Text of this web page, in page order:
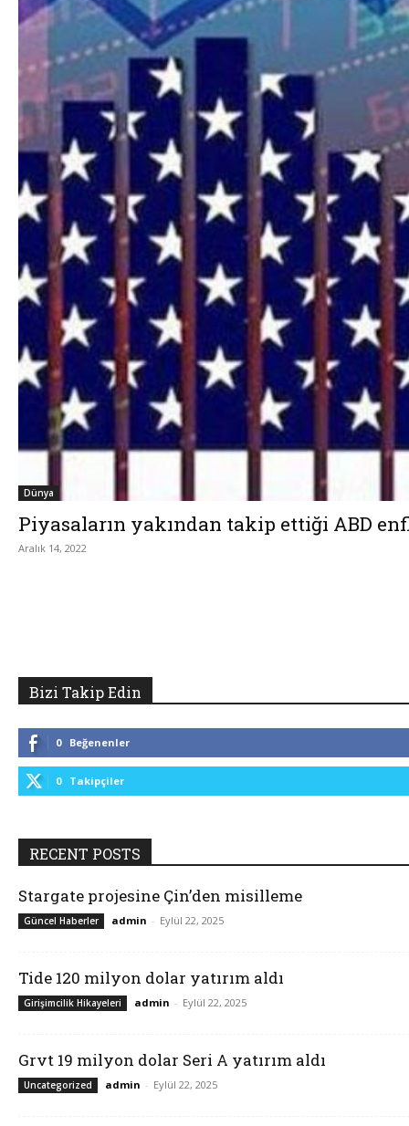
Dünya
Piyasaların yakından takip ettiği ABD
Aralık 14, 2022
Bizi Takip Edin
0 Beğenenler
0 Takipçiler
RECENT POSTS
Stargate projesine Çin’den misilleme
Güncel Haberler admin - Eylül 22, 2025
Tide 120 milyon dolar yatırım aldı
Girişimcilik Hikayeleri admin - Eylül 22, 2025
Grvt 19 milyon dolar Seri A yatırım aldı
Uncategorized admin - Eylül 22, 2025